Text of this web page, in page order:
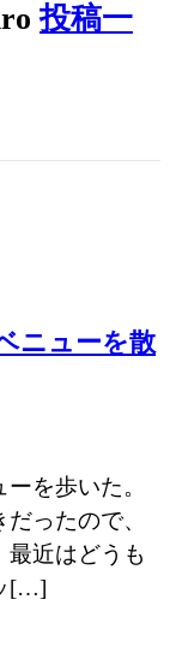
投稿一
ニューを散
を歩いた。
ったので、
最近はどうも
[…]